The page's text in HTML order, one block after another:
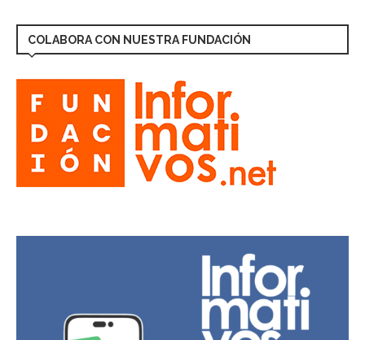
COLABORA CON NUESTRA FUNDACIÓN